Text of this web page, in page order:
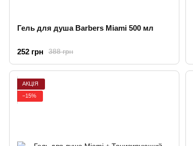
Гель для душа Barbers Miami 500 мл
388 грн
252 грн
АКЦІЯ
−15%